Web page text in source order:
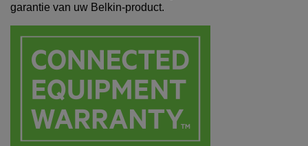
garantie van uw Belkin-product.